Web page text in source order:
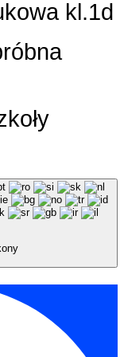
kl.1d